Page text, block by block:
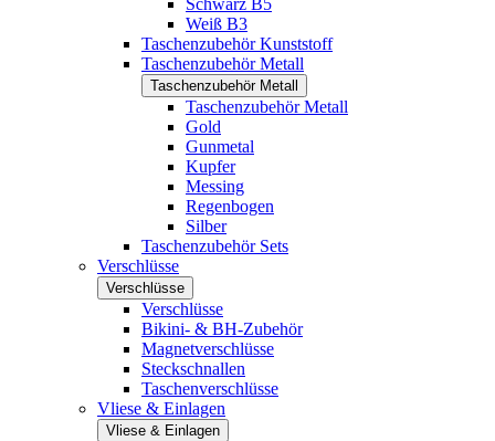
Schwarz B5
Weiß B3
Taschenzubehör Kunststoff
Taschenzubehör Metall
Taschenzubehör Metall
Taschenzubehör Metall
Gold
Gunmetal
Kupfer
Messing
Regenbogen
Silber
Taschenzubehör Sets
Verschlüsse
Verschlüsse
Verschlüsse
Bikini- & BH-Zubehör
Magnetverschlüsse
Steckschnallen
Taschenverschlüsse
Vliese & Einlagen
Vliese & Einlagen